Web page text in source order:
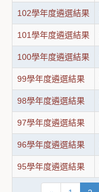
102學年度遴選結果
101學年度遴選結果
100學年度遴選結果
99學年度遴選結果
98學年度遴選結果
97學年度遴選結果
96學年度遴選結果
95學年度遴選結果